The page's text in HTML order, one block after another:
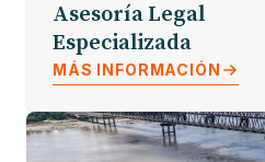
Asesoría Legal
Especializada
MÁS INFORMACIÓN